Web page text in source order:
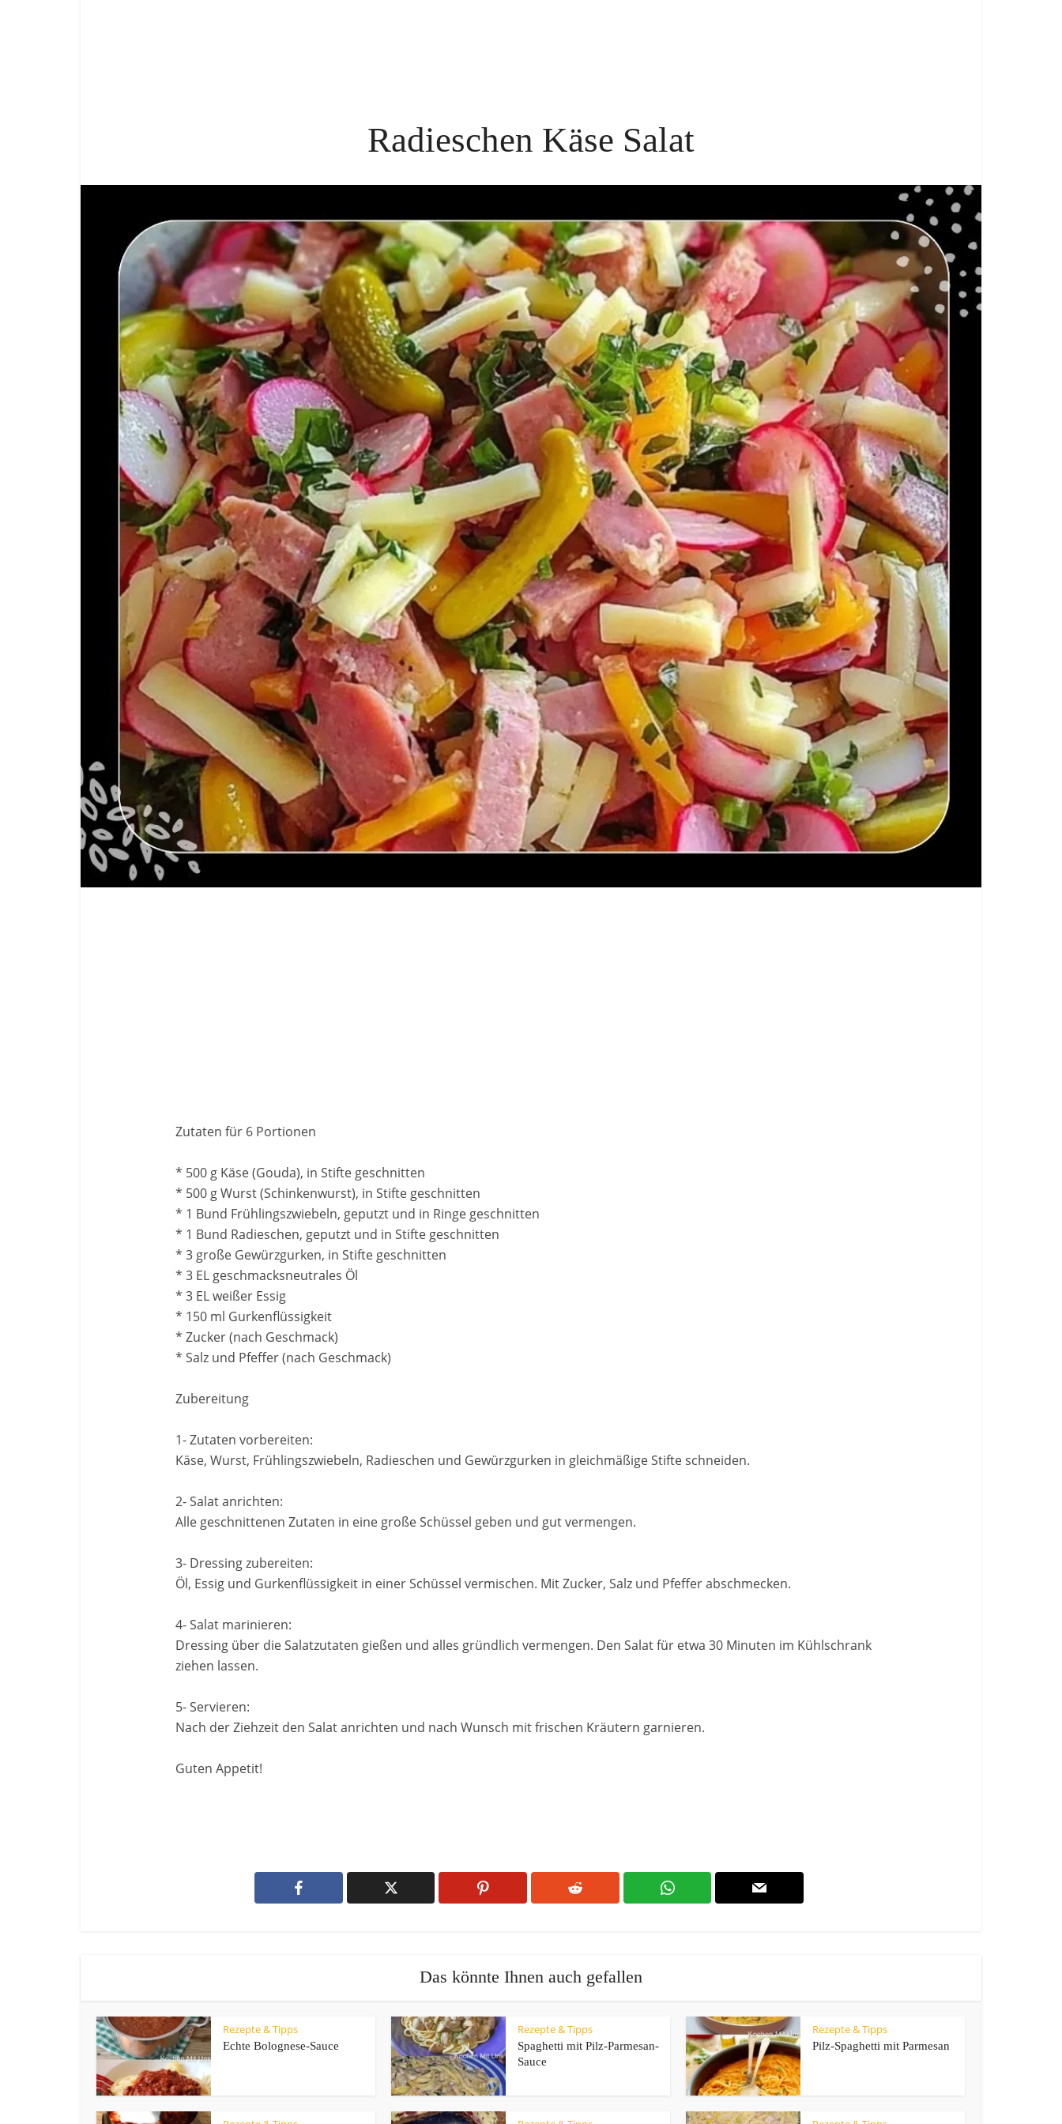
Radieschen Käse Salat
Zutaten für 6 Portionen
* 500 g Käse (Gouda), in Stifte geschnitten
* 500 g Wurst (Schinkenwurst), in Stifte geschnitten
* 1 Bund Frühlingszwiebeln, geputzt und in Ringe geschnitten
* 1 Bund Radieschen, geputzt und in Stifte geschnitten
* 3 große Gewürzgurken, in Stifte geschnitten
* 3 EL geschmacksneutrales Öl
* 3 EL weißer Essig
* 150 ml Gurkenflüssigkeit
* Zucker (nach Geschmack)
* Salz und Pfeffer (nach Geschmack)
Zubereitung
1- Zutaten vorbereiten:
Käse, Wurst, Frühlingszwiebeln, Radieschen und Gewürzgurken in gleichmäßige Stifte schneiden.
2- Salat anrichten:
Alle geschnittenen Zutaten in eine große Schüssel geben und gut vermengen.
3- Dressing zubereiten:
Öl, Essig und Gurkenflüssigkeit in einer Schüssel vermischen. Mit Zucker, Salz und Pfeffer abschmecken.
4- Salat marinieren:
Dressing über die Salatzutaten gießen und alles gründlich vermengen. Den Salat für etwa 30 Minuten im Kühlschrank
ziehen lassen.
5- Servieren:
Nach der Ziehzeit den Salat anrichten und nach Wunsch mit frischen Kräutern garnieren.
Guten Appetit!
Das könnte Ihnen auch gefallen
Rezepte & Tipps
Echte Bolognese-Sauce
Rezepte & Tipps
Spaghetti mit Pilz-Parmesan-
Sauce
Rezepte & Tipps
Pilz-Spaghetti mit Parmesan